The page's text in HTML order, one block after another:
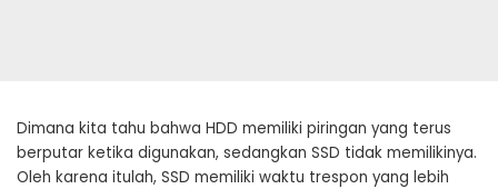
Dimana kita tahu bahwa HDD memiliki piringan yang terus
berputar ketika digunakan, sedangkan SSD tidak memilikinya.
Oleh karena itulah, SSD memiliki waktu trespon yang lebih